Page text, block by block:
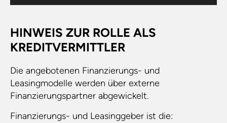
HINWEIS ZUR ROLLE ALS
KREDITVERMITTLER
Die angebotenen Finanzierungs- und
Leasingmodelle werden über externe
Finanzierungspartner abgewickelt.
Finanzierungs- und Leasinggeber ist die: